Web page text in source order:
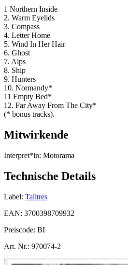
1 Northern Inside
2. Warm Eyelids
3. Compass
4. Letter Home
5. Wind In Her Hair
6. Ghost
7. Alps
8. Ship
9. Hunters
10. Normandy*
11 Empty Bed*
12. Far Away From The City*
(* bonus tracks).
Mitwirkende
Interpret*in: Motorama
Technische Details
Label: Talitres
EAN: 3700398709932
Preiscode: BI
Art. Nr.: 970074-2